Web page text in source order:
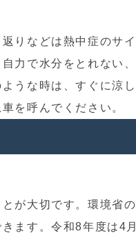
りなどは熱中症のサイ
力で水分をとれない、
うな時は、すぐに涼し
を呼んでください。
が大切です。環境省の
ます。令和8年度は4